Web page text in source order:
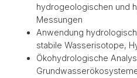
hydrogeologischen und
Messungen
Anwendung
stabile Wasserisotope,
Ökohydrologische